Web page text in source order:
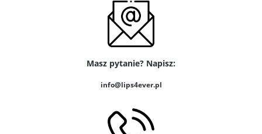
Masz pytanie? Napisz:
info@lips4ever.pl